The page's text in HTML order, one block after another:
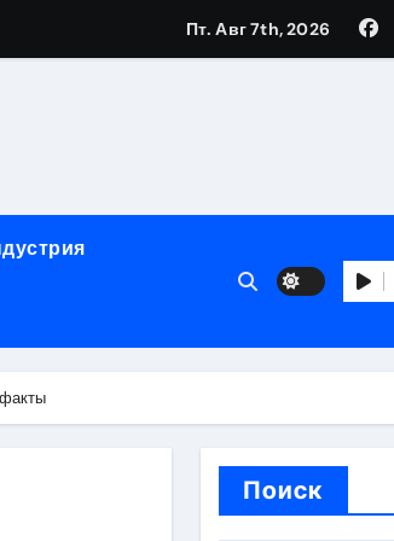
оформления сделки
Пт. Авг 7th, 2026
Поиск